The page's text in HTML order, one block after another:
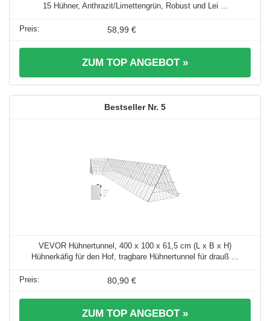
15 Hühner, Anthrazit/Limettengrün, Robust und Lei ...
58,99 €
ZUM TOP ANGEBOT »
5
VEVOR Hühnertunnel, 400 x 100 x 61,5 cm (L x B x H)
Hühnerkäfig für den Hof, tragbare Hühnertunnel für drauß ...
80,90 €
ZUM TOP ANGEBOT »